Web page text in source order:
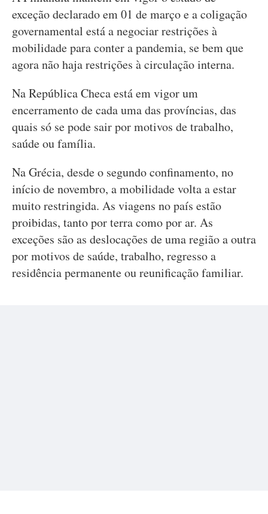
exceção declarado em 01 de março e a coligação
governamental está a negociar restrições à
mobilidade para conter a pandemia, se bem que
agora não haja restrições à circulação interna.
Na República Checa está em vigor um
encerramento de cada uma das províncias, das
quais só se pode sair por motivos de trabalho,
saúde ou família.
Na Grécia, desde o segundo confinamento, no
início de novembro, a mobilidade volta a estar
muito restringida. As viagens no país estão
proibidas, tanto por terra como por ar. As
exceções são as deslocações de uma região a outra
por motivos de saúde, trabalho, regresso a
residência permanente ou reunificação familiar.